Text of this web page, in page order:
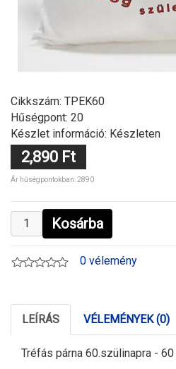
Cikkszám: TPEK60
Hűségpont: 20
Készlet információ: Készleten
2,890 Ft
Ár hűségpontokban: 2890
Kosárba
0 vélemény
LEÍRÁS VÉLEMÉNYEK (0)
Tréfás párna 60.szülinapra -